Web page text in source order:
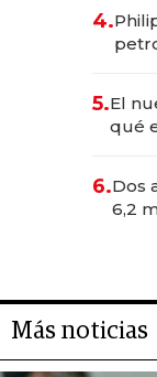
4.
5.El
qué
6.Dos
6,2
Más noticias